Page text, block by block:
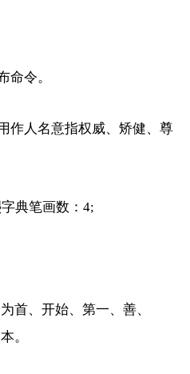
命令。
作人名意指权威、矫健、尊
典笔画数：4;
首、开始、第一、善、
。